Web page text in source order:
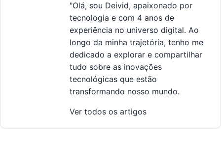
"Olá, sou Deivid, apaixonado por
tecnologia e com 4 anos de
experiência no universo digital. Ao
longo da minha trajetória, tenho me
dedicado a explorar e compartilhar
tudo sobre as inovações
tecnológicas que estão
transformando nosso mundo.
Ver todos os artigos